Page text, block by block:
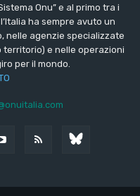
Onu” e al primo tra i
ha sempre avuto un
nelle agenzie specializzate
territorio) e nelle operazioni
per il mondo.